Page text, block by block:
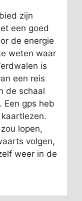
zijn
een goed
de energie
weten waar
is
een reis
de schaal
gps heb
lopen,
volgen,
weer in de